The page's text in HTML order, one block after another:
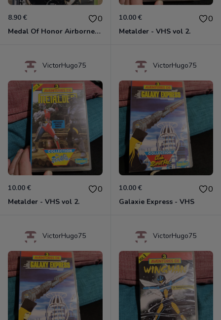
8.90 € 0
Medal Of Honor Airborne Xbox 360
10.00 € 0
Metalder - VHS vol 2.
VictorHugo75
10.00 € 0
Metalder - VHS vol 2.
VictorHugo75
10.00 € 0
Galaxie Express - VHS
VictorHugo75 VictorHugo75